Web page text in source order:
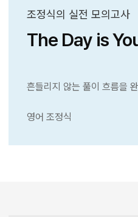
조정식의 실전 모의고사
The Day is
흔들리지 않는 풀이 흐름을
영어 조정식